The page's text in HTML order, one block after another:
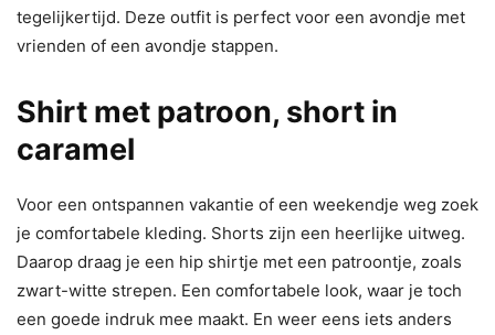
tegelijkertijd. Deze outfit is perfect voor een avondje met
vrienden of een avondje stappen.
Shirt met patroon, short in
caramel
Voor een ontspannen vakantie of een weekendje weg zoek
je comfortabele kleding. Shorts zijn een heerlijke uitweg.
Daarop draag je een hip shirtje met een patroontje, zoals
zwart-witte strepen. Een comfortabele look, waar je toch
een goede indruk mee maakt. En weer eens iets anders